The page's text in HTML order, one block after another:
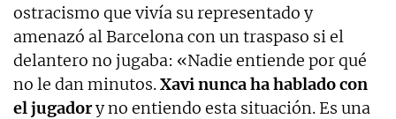
ostracismo que vivía su representado y
amenazó al Barcelona con un traspaso si el
delantero no jugaba: «Nadie entiende por qué
no le dan minutos.Xavi nunca ha hablado con
el jugadory no entiendo esta situación. Es una